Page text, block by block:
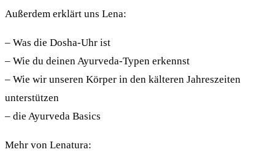
Außerdem erklärt uns Lena:
– Was die Dosha-Uhr ist
– Wie du deinen Ayurveda-Typen erkennst
– Wie wir unseren Körper in den kälteren Jahreszeiten
unterstützen
– die Ayurveda Basics
Mehr von Lenatura: